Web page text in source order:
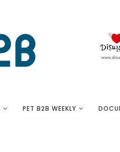
PET B2B WEEKLY